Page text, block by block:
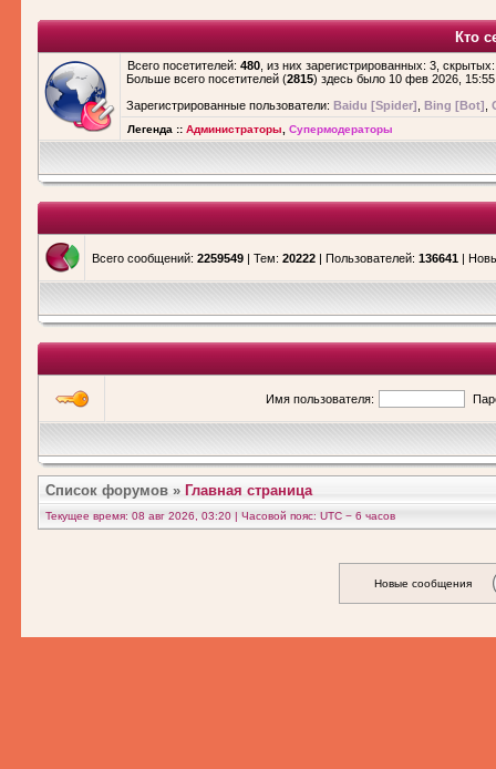
Кто
Всего посетителей: 480 , из них зарегистрированных: 3,
Больше всего посетителей (2815) здесь было 10 фев 2026, 15:55
Зарегистрированные пользователи: Baidu [Spider] Bing [Bot]
Легенда :: Администраторы Супермодераторы
Всего сообщений: 2259549 | Тем: 20222 | Пользователей: 136641 |
Имя пользователя:
Список форумов » Главная страница
Текущее время: 08 авг 2026, 03:20 | Часовой пояс: UTC − 6 часов
Новые сообщения